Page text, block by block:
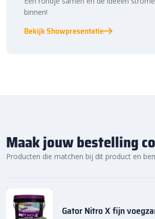
binnen!
Bekijk Showpresentatie
Maak jouw bestelling
Producten die matchen bij dit product en
Gator Nitro X fijn